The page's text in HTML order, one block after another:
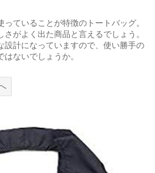
ていることが特徴のトートバッグ。
がよく出た商品と言えるでしょう。
設計になっていますので、使い勝手の
ないでしょうか。